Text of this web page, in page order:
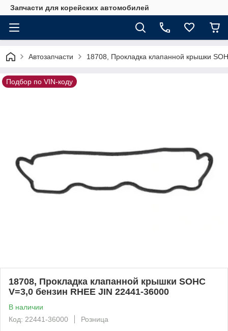
Запчасти для корейских автомобилей
Автозапчасти 18708, Прокладка клапанной крышки
Подбор по VIN-коду
18708, Прокладка клапанной крышки SOHC
V=3,0 бензин RHEE JIN 22441-36000
В наличии
Код: 22441-36000
Розница